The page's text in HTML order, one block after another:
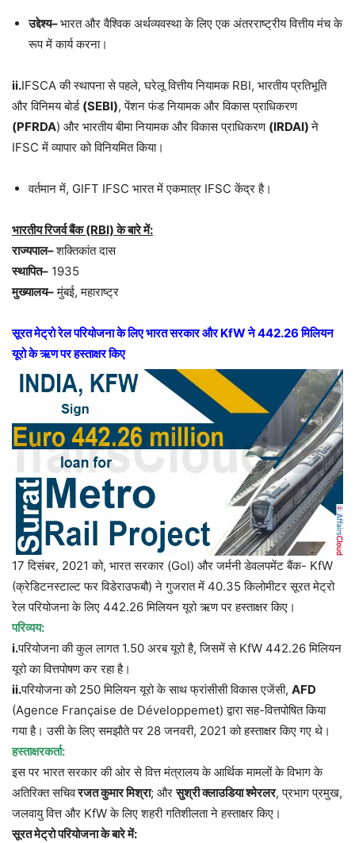
उद्देश्य–भारत और वैश्विक अर्थव्यवस्था के लिए एक अंतरराष्ट्रीय वित्तीय मंच के
रूप में कार्य करना।
ii.IFSCAकी स्थापना से पहले, घरेलू वित्तीय नियामक RBI, भारतीय प्रतिभूति
और विनिमय बोर्ड (SEBI), पेंशन फंड नियामक और विकास प्राधिकरण
(PFRDA) और भारतीय बीमा नियामक और विकास प्राधिकरण (IRDAI)ने
IFSC में व्यापार को विनियमित किया।
वर्तमान में, GIFT IFSC भारत में एकमात्र IFSC केंद्र है।
भारतीय रिजर्व बैंक (RBI) के बारे में:
राज्यपाल–शक्तिकांत दास
स्थापित– 1935
मुख्यालय–मुंबई, महाराष्ट्र
सूरत मेट्रो रेल परियोजना के लिए भारत सरकार और KfW ने 442.26 मिलियन
यूरो के ऋण पर हस्ताक्षर किए
17 दिसंबर, 2021 को, भारत सरकार (GoI) और जर्मनी डेवलपमेंट बैंक- KfW
(क्रेडिटनस्टाल्ट फर विडेराउफबौ) ने गुजरात में 40.35 किलोमीटर सूरत मेट्रो
रेल परियोजना के लिए 442.26 मिलियन यूरो ऋण पर हस्ताक्षर किए।
परिव्यय:
i.परियोजना की कुल लागत 1.50 अरब यूरो है, जिसमें से KfW 442.26 मिलियन
यूरो का वित्तपोषण कर रहा है।
ii.परियोजना को 250 मिलियन यूरो के साथ फ्रांसीसी विकास एजेंसी, AFD
(Agence Française de Développemet) द्वारा सह-वित्तपोषित किया
गया है। उसी के लिए समझौते पर 28 जनवरी, 2021 को हस्ताक्षर किए गए थे।
हस्ताक्षरकर्ता:
इस पर भारत सरकार की ओर से वित्त मंत्रालय के आर्थिक मामलों के विभाग के
अतिरिक्त सचिवरजत कुमार मिश्रा; औरसुश्री क्लाउडिया श्मेरलर, प्रभाग प्रमुख,
जलवायु वित्त और KfW के लिए शहरी गतिशीलता ने हस्ताक्षर किए।
सूरत मेट्रो परियोजना के बारे में: